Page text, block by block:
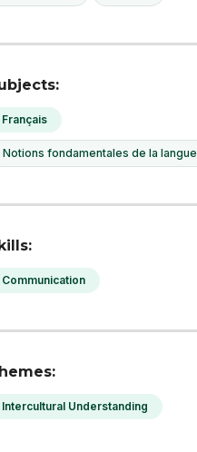
Français
Notions fondamentales de la langue
Communication
Intercultural Understanding